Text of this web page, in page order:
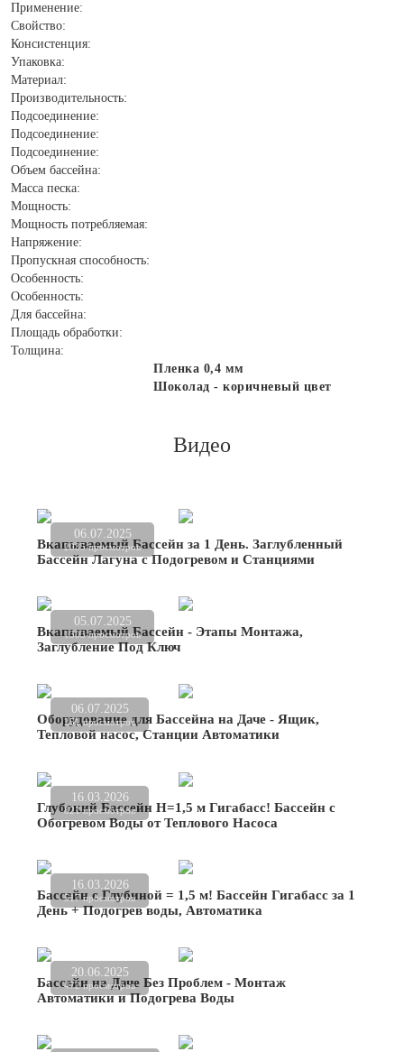
Применение:
Свойство:
Консистенция:
Упаковка:
Материал:
Производительность:
Подсоединение:
Подсоединение:
Подсоединение:
Объем бассейна:
Масса песка:
Мощность:
Мощность потребляемая:
Напряжение:
Пропускная способность:
Особенность:
Особенность:
Для бассейна:
Площадь обработки:
Толщина:
Пленка 0,4 мм
Шоколад - коричневый цвет
Видео
06.07.2025
2035 просмотров
Вкапываемый Бассейн за 1 День. Заглубленный
Бассейн Лагуна с Подогревом и Станциями
05.07.2025
1303 просмотров
Вкапываемый Бассейн - Этапы Монтажа,
Заглубление Под Ключ
06.07.2025
251 просмотров
Оборудование для Бассейна на Даче - Ящик,
Тепловой насос, Станции Автоматики
16.03.2026
821 просмотров
Глубокий Бассейн Н=1,5 м Гигабасс! Бассейн с
Обогревом Воды от Теплового Насоса
16.03.2026
517 просмотров
Бассейн с Глубиной = 1,5 м! Бассейн Гигабасс за 1
День + Подогрев воды, Автоматика
20.06.2025
472 просмотров
Бассейн на Даче Без Проблем - Монтаж
Автоматики и Подогрева Воды